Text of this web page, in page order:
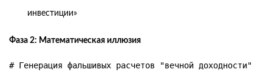
инвестиции»
Фаза 2: Математическая иллюзия
# Генерация фальшивых расчетов "вечной доходности"